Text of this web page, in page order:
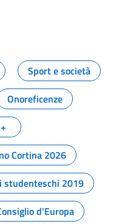
Sport e società
Onoreficenze
Cortina 2026
studenteschi 2019
d'Europa